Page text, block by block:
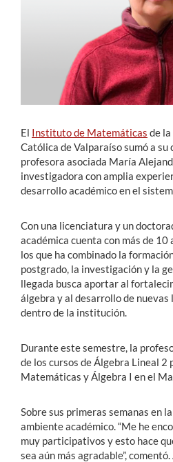
El Instituto de Matemáticas de
Católica de Valparaíso sumó a su
profesora asociada María
investigadora con amplia
desarrollo académico en el
Con una licenciatura y un
académica cuenta con más de
los que ha combinado la
postgrado, la investigación y la
llegada busca aportar al
álgebra y al desarrollo de nuevas
dentro de la institución.
Durante este semestre, la
de los cursos de Álgebra Lineal 2
Matemáticas y Álgebra I en el
Sobre sus primeras semanas en
ambiente académico. “Me he
muy participativos y esto hace
sea aún más agradable”,